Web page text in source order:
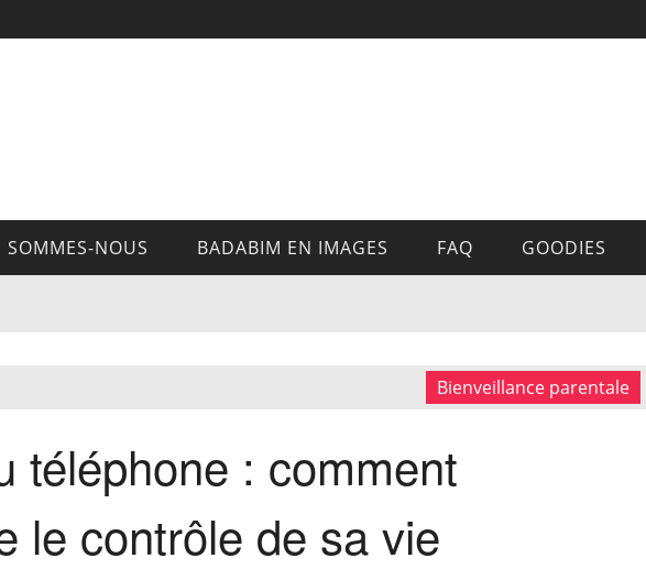
SOMMES-NOUS BADABIM EN IMAGES FAQ GOODIES
Bienveillance parentale
téléphone : comment
le contrôle de sa vie